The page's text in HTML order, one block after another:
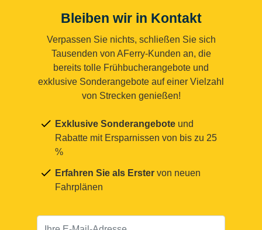
Bleiben wir in Kontakt
Verpassen Sie nichts, schließen Sie sich
Tausenden von AFerry-Kunden an, die
bereits tolle Frühbucherangebote und
exklusive Sonderangebote auf einer Vielzahl
von Strecken genießen!
Exklusive Sonderangebote und
Rabatte mit Ersparnissen von bis zu 25
%
Erfahren Sie als Erster von neuen
Fahrplänen